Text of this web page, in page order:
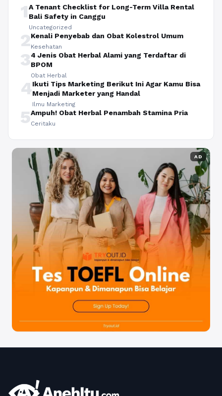
1A Tenant Checklist for Long-Term Villa Rental
Bali Safety in Canggu
Uncategorized
2Kenali Penyebab dan Obat Kolestrol Umum
Kesehatan
34 Jenis Obat Herbal Alami yang Terdaftar di
BPOM
Obat Herbal
4Ikuti Tips Marketing Berikut Ini Agar Kamu Bisa
Menjadi Marketer yang Handal
Ilmu Marketing
5Ampuh! Obat Herbal Penambah Stamina Pria
Ceritaku
AD